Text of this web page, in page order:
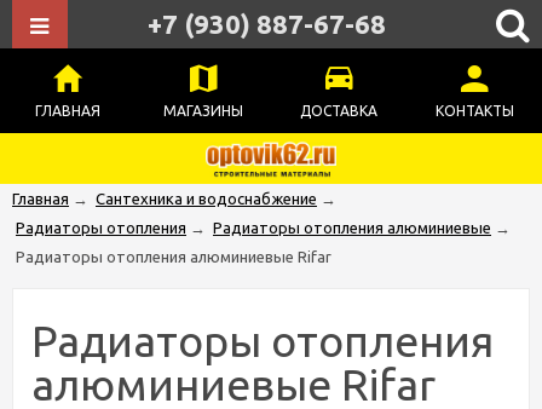
ГЛАВНАЯ МАГАЗИНЫ ДОСТАВКА КОНТАКТЫ
+7 (930) 887-67-68
Главная → Сантехника и водоснабжение →
Радиаторы отопления → Радиаторы отопления алюминиевые →
Радиаторы отопления алюминиевые Rifar
Радиаторы отопления
алюминиевые Rifar